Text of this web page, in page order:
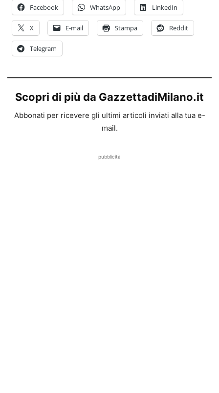
Facebook WhatsApp LinkedIn
X E-mail Stampa Reddit
Telegram
Scopri di più da GazzettadiMilano.it
Abbonati per ricevere gli ultimi articoli inviati alla tua e-
mail.
pubblicità